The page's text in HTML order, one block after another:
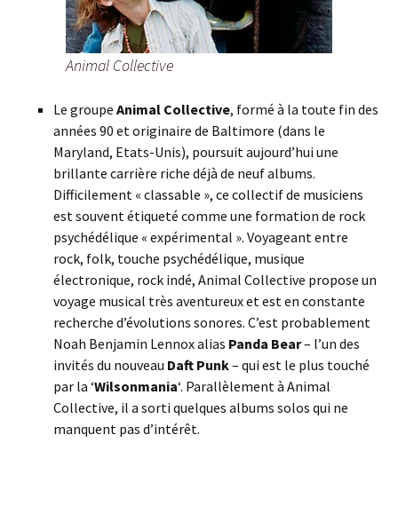
Animal Collective
Le groupe Animal Collective, formé à la toute fin des
années 90 et originaire de Baltimore (dans le
Maryland, Etats-Unis), poursuit aujourd’hui une
brillante carrière riche déjà de neuf albums.
Difficilement « classable », ce collectif de musiciens
est souvent étiqueté comme une formation de rock
psychédélique « expérimental ». Voyageant entre
rock, folk, touche psychédélique, musique
électronique, rock indé, Animal Collective propose un
voyage musical très aventureux et est en constante
recherche d’évolutions sonores. C’est probablement
Noah Benjamin Lennox alias Panda Bear– l’un des
invités du nouveau Daft Punk– qui est le plus touché
par la ‘Wilsonmania‘. Parallèlement à Animal
Collective, il a sorti quelques albums solos qui ne
manquent pas d’intérêt.